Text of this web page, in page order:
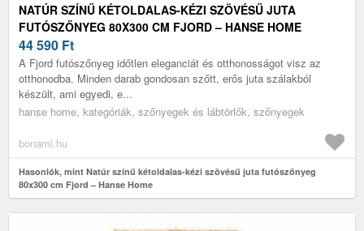
NATÚR SZÍNŰ KÉTOLDALAS-KÉZI SZÖVÉSŰ JUTA
FUTÓSZŐNYEG 80X300 CM FJORD – HANSE HOME
44 590 Ft
A Fjord futószőnyeg időtlen eleganciát és otthonosságot visz az
otthonodba. Minden darab gondosan szőtt, erős juta szálakból
készült, ami egyedi, e...
hanse home, kategóriák, szőnyegek és lábtörlők, szőnyegek
bonami.hu
Hasonlók, mint Natúr színű kétoldalas-kézi szövésű juta futószőnyeg
80x300 cm Fjord – Hanse Home